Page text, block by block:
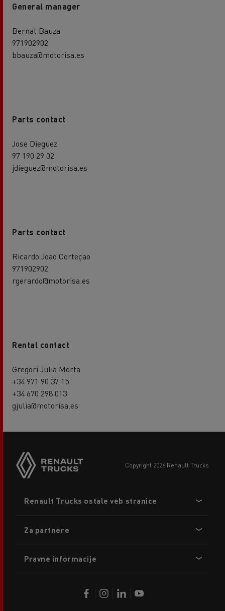
General manager
Bernat Bauza
971902902
bbauza@motorisa.es
Parts contact
Jose Dieguez
97 190 29 02
jdieguez@motorisa.es
Parts contact
Ricardo Joao Corteçao
971902902
rgerardo@motorisa.es
Rental contact
Gregori Julia Morta
+34 971 90 37 15
+34 670 298 013
gjulia@motorisa.es
copyright 2026 Renault Trucks
menu
Renault Trucks ostale veb stranice
Za partnere
Pravne informacije